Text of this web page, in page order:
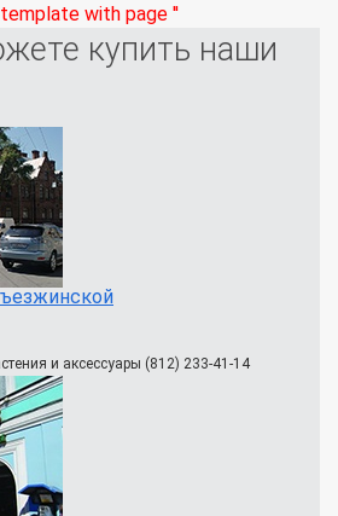
with page ''
купить наши
и аксессуары (812) 233-41-14